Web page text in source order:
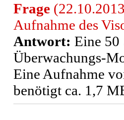
Frage
Aufnahme des
Antwort: Eine 50
Überwachungs-
Eine Aufnahme
benötigt ca. 1,7